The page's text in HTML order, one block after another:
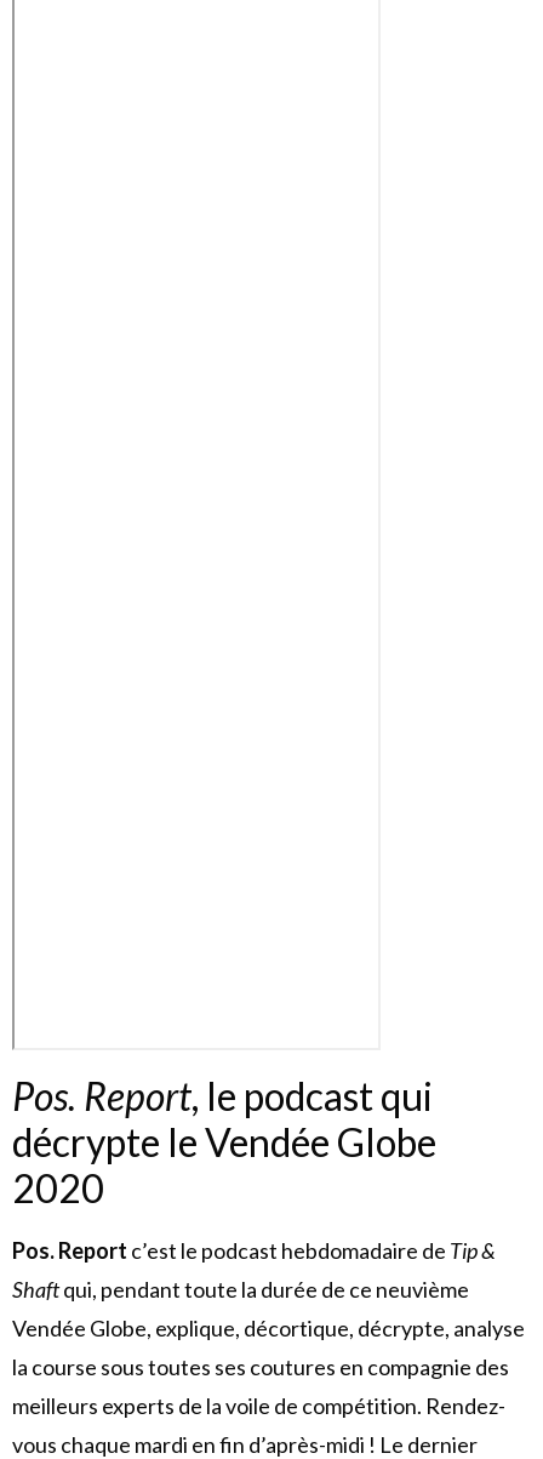
Pos. Report, le podcast qui
décrypte le Vendée Globe
2020
Pos. Report c’est le podcast hebdomadaire de Tip &
Shaftqui, pendant toute la durée de ce neuvième
Vendée Globe, explique, décortique, décrypte, analyse
la course sous toutes ses coutures en compagnie des
meilleurs experts de la voile de compétition. Rendez-
vous chaque mardi en fin d’après-midi ! Le dernier